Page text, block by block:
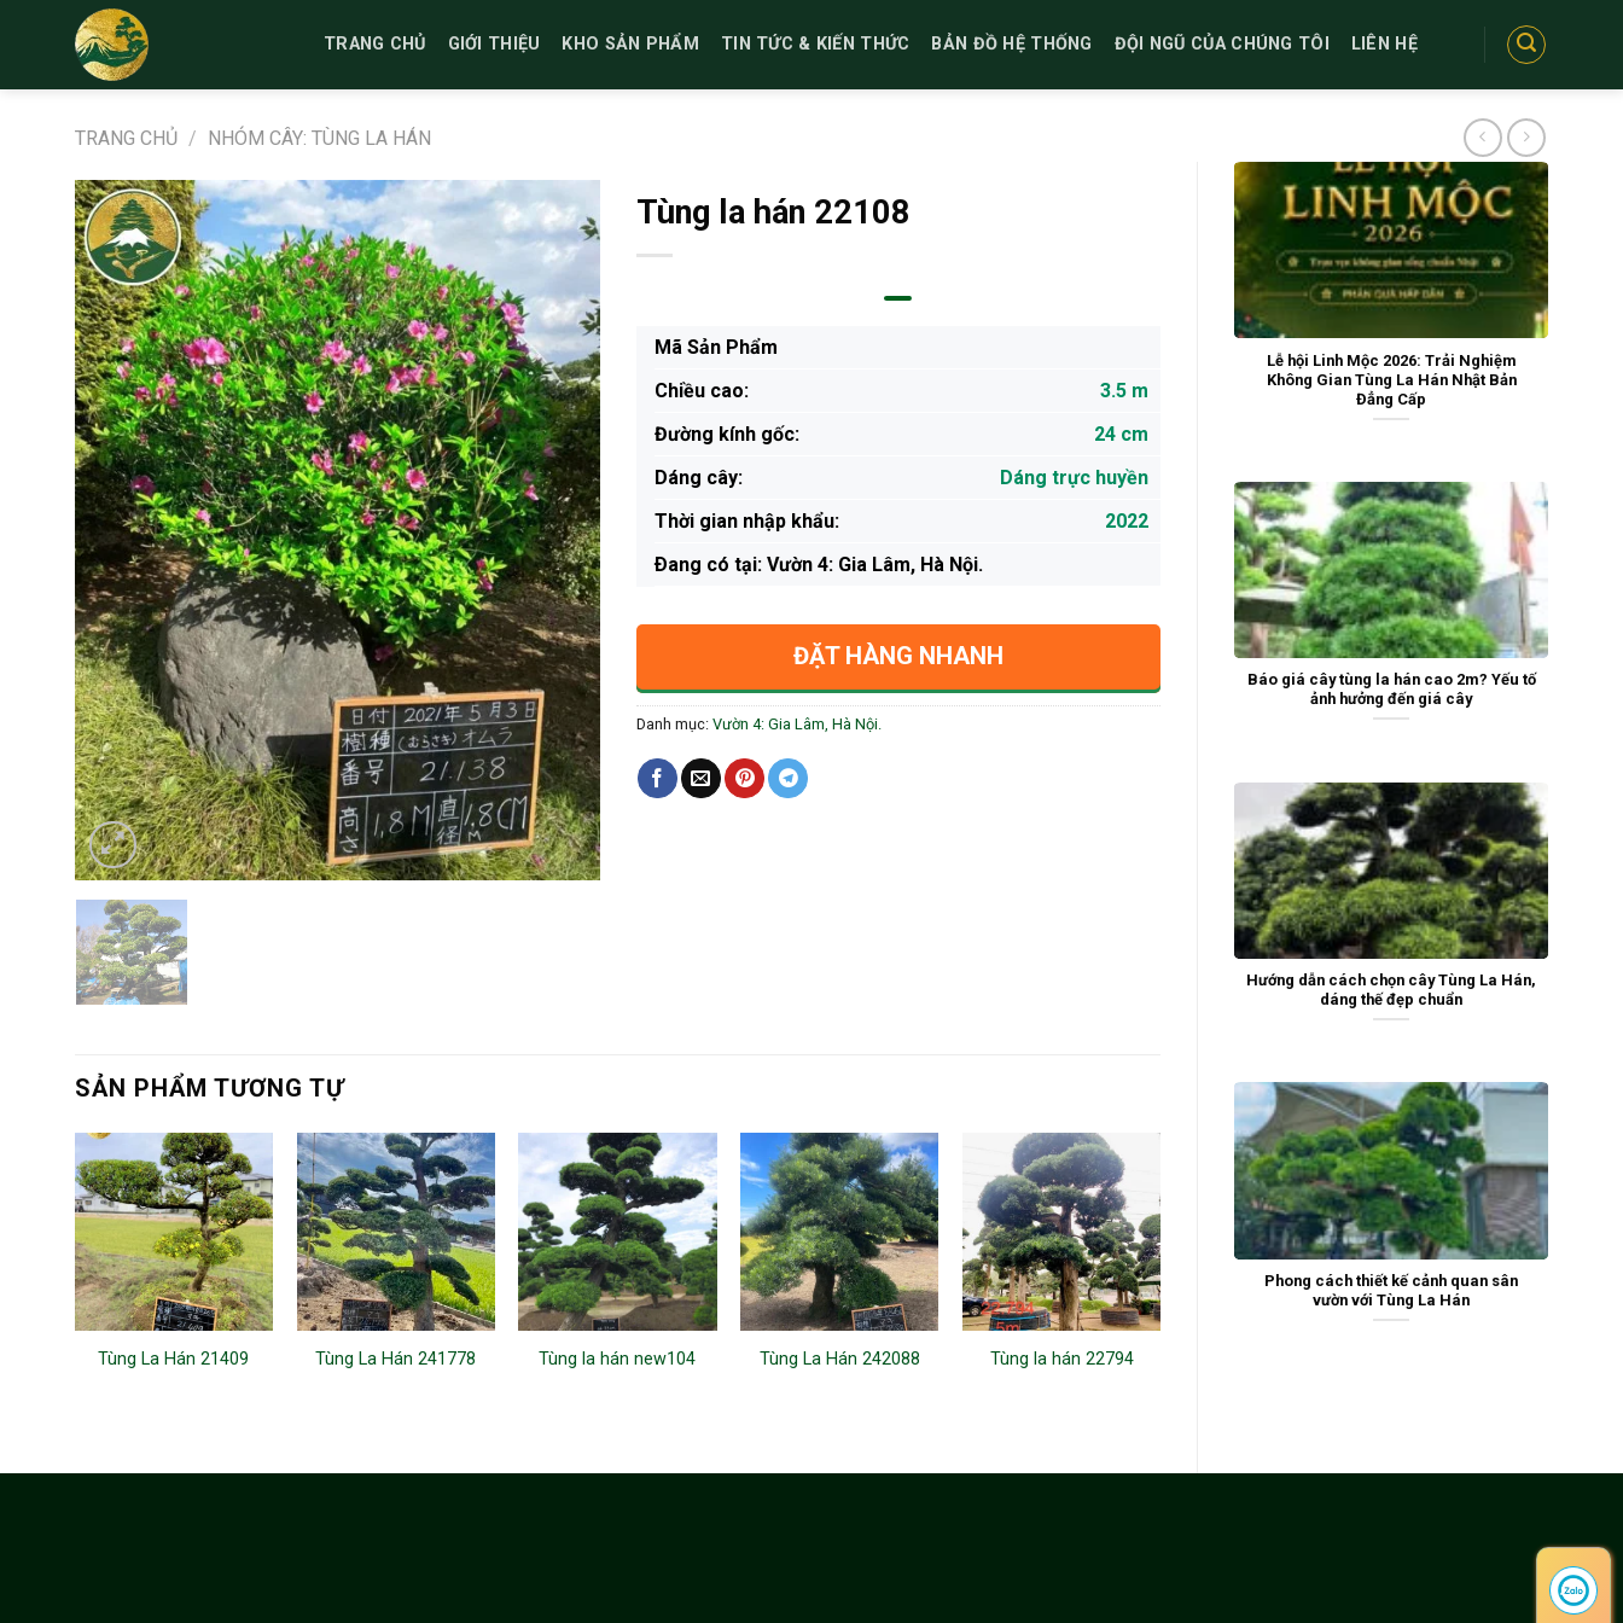
TRANG CHỦ GIỚI THIỆU KHO SẢN PHẨM TIN TỨC & KIẾN THỨC BẢN ĐỒ HỆ THỐNG ĐỘI NGŨ CỦA CHÚNG TÔI LIÊN HỆ
TRANG CHỦ / NHÓM CÂY: TÙNG LA HÁN
Lễ hội Linh Mộc 2026: Trải Nghiệm
Không Gian Tùng La Hán Nhật Bản
Đẳng Cấp
Báo giá cây tùng la hán cao 2m? Yếu tố
ảnh hưởng đến giá cây
Hướng dẫn cách chọn cây Tùng La Hán,
dáng thế đẹp chuẩn
Phong cách thiết kế cảnh quan sân
vườn với Tùng La Hán
Tùng la hán 22108
Mã Sản Phẩm
Chiều cao:
3.5 m
Đường kính gốc:
24 cm
Dáng cây:
Dáng trực huyền
Thời gian nhập khẩu:
2022
Ðang có tại: Vườn 4: Gia Lâm, Hà Nội.
ĐẶT HÀNG NHANH
Danh mục: Vườn 4: Gia Lâm, Hà Nội.
SẢN PHẨM TƯƠNG TỰ
Tùng La Hán 21409 Tùng La Hán 241778 Tùng la hán new104 Tùng La Hán 242088 Tùng la hán 22794